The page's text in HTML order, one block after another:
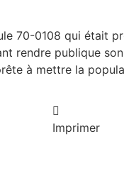
70-0108 qui était
rendre publique
à mettre la
Imprimer